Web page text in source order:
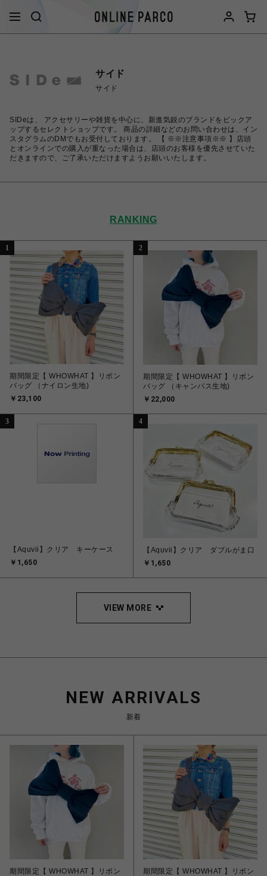
サイド
サイド
SIDeは、 アクセサリーや雑貨を中心に、新進気鋭のブランドをピックア
ップするセレクトショップです。 商品の詳細などのお問い合わせは、イン
スタグラムのDMでもお受付しております。 【 ※※注意事項※※ 】店頭
とオンラインでの購入が重なった場合は、店頭のお客様を優先させていた
だきますので、ご了承いただけますようお願いいたします。
RANKING
1
期間限定【 WHOWHAT 】リボン
バッグ （ナイロン生地)
￥23,100
2
期間限定【 WHOWHAT 】リボン
バッグ （キャンバス生地)
￥22,000
3
【Aquvii】クリア キーケース
￥1,650
4
【Aquvii】クリア ダブルがま口
￥1,650
VIEW MORE
NEW ARRIVALS
新着
期間限定【 WHOWHAT 】リボン
期間限定【 WHOWHAT 】リボン